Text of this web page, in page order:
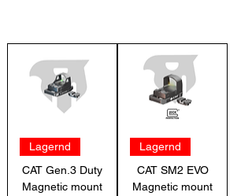
Lagernd
CAT Gen.3 Duty
Magnetic mount
Lagernd
CAT SM2 EVO
Magnetic mount